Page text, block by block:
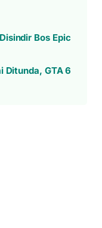
Bos Epic
Ditunda, GTA 6